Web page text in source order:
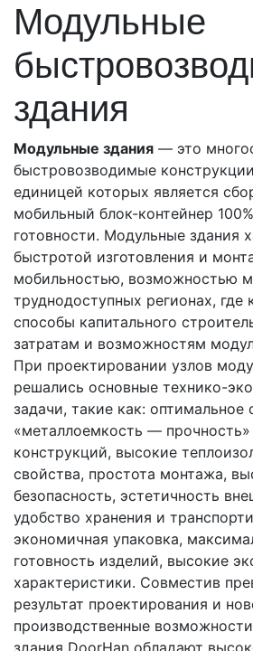
Модульные
здания
Модульные здания — это
быстровозводимые
единицей которых является
мобильный блок-контейнер
готовности. Модульные здания
быстротой изготовления и
мобильностью, возможностью
труднодоступных регионах, где
способы капитального
затратам и возможностям
При проектировании узлов
решались основные технико-
задачи, такие как: оптимальное
«металлоемкость — прочность»
конструкций, высокие
свойства, простота монтажа,
безопасность, эстетичность
удобство хранения и
экономичная упаковка,
готовность изделий, высокие
характеристики. Совместив
результат проектирования и
производственные
здания DoorHan обладают